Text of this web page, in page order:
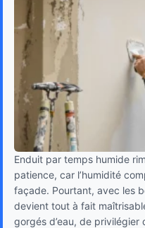
Enduit par temps humide
patience, car l’humidité
façade. Pourtant, avec les
devient tout à fait
gorgés d’eau, de